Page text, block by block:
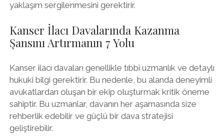
yaklaşım sergilenmesini gerektirir.
Kanser İlacı Davalarında Kazanma
Şansını Artırmanın 7 Yolu
Kanser ilacı davaları genellikle tıbbi uzmanlık ve detaylı
hukuki bilgi gerektirir. Bu nedenle, bu alanda deneyimli
avukatlardan oluşan bir ekip oluşturmak kritik öneme
sahiptir. Bu uzmanlar, davanın her aşamasında size
rehberlik edebilir ve güçlü bir dava stratejisi
geliştirebilir.